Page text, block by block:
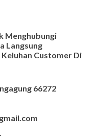
Menghubungi
Langsung
Customer Di
66272